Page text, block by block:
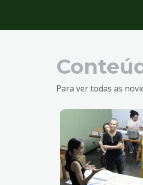
Para ver todas as